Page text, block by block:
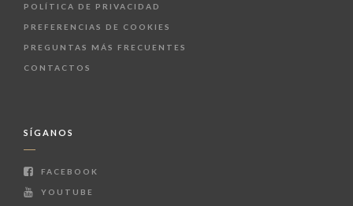
POLÍTICA DE PRIVACIDAD
PREFERENCIAS DE COOKIES
PREGUNTAS MÁS FRECUENTES
CONTACTOS
SÍGANOS
FACEBOOK
YOUTUBE